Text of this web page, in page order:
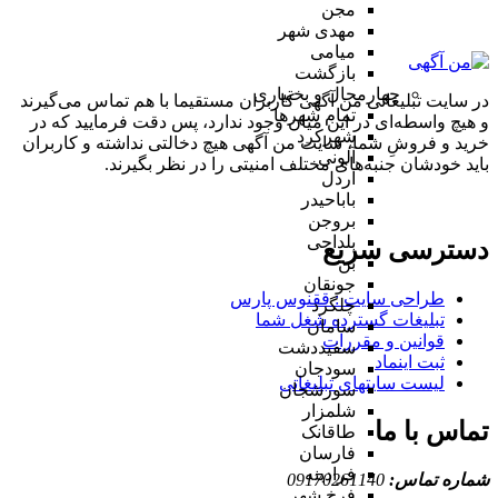
مجن
مهدی شهر
میامی
بازگشت
چهارمحال و بختیاری
تمام شهر‌ها
شهرکرد
آلونی
اردل
باباحیدر
بروجن
بلداجی
بن
جونقان
چلگرد
سامان
سفیددشت
سودجان
سورشجان
شلمزار
طاقانک
فارسان
فرادبنه
در سایت تبلیغاتی من آگهی کاربران مستقیما با هم تماس می‌گیرند
و هیچ واسطه‌ای در این میان وجود ندارد، پس دقت فرمایید که در
خرید و فروشِ شما، سایت من آگهی هیچ دخالتی نداشته و کاربران
باید خودشان جنبه‌های مختلف امنیتی را در نظر بگیرند.
دسترسی سریع
طراحی سایت :‌ ققنوس پارس
تبلیغات گسترده شغل شما
قوانین و مقررات
ثبت اینماد
لیست سایتهای تبلیغاتی
تماس با ما
شماره تماس: 09170261140